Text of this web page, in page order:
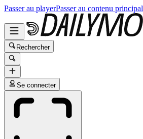
Passer au playerPasser au contenu principal
Rechercher
Se connecter